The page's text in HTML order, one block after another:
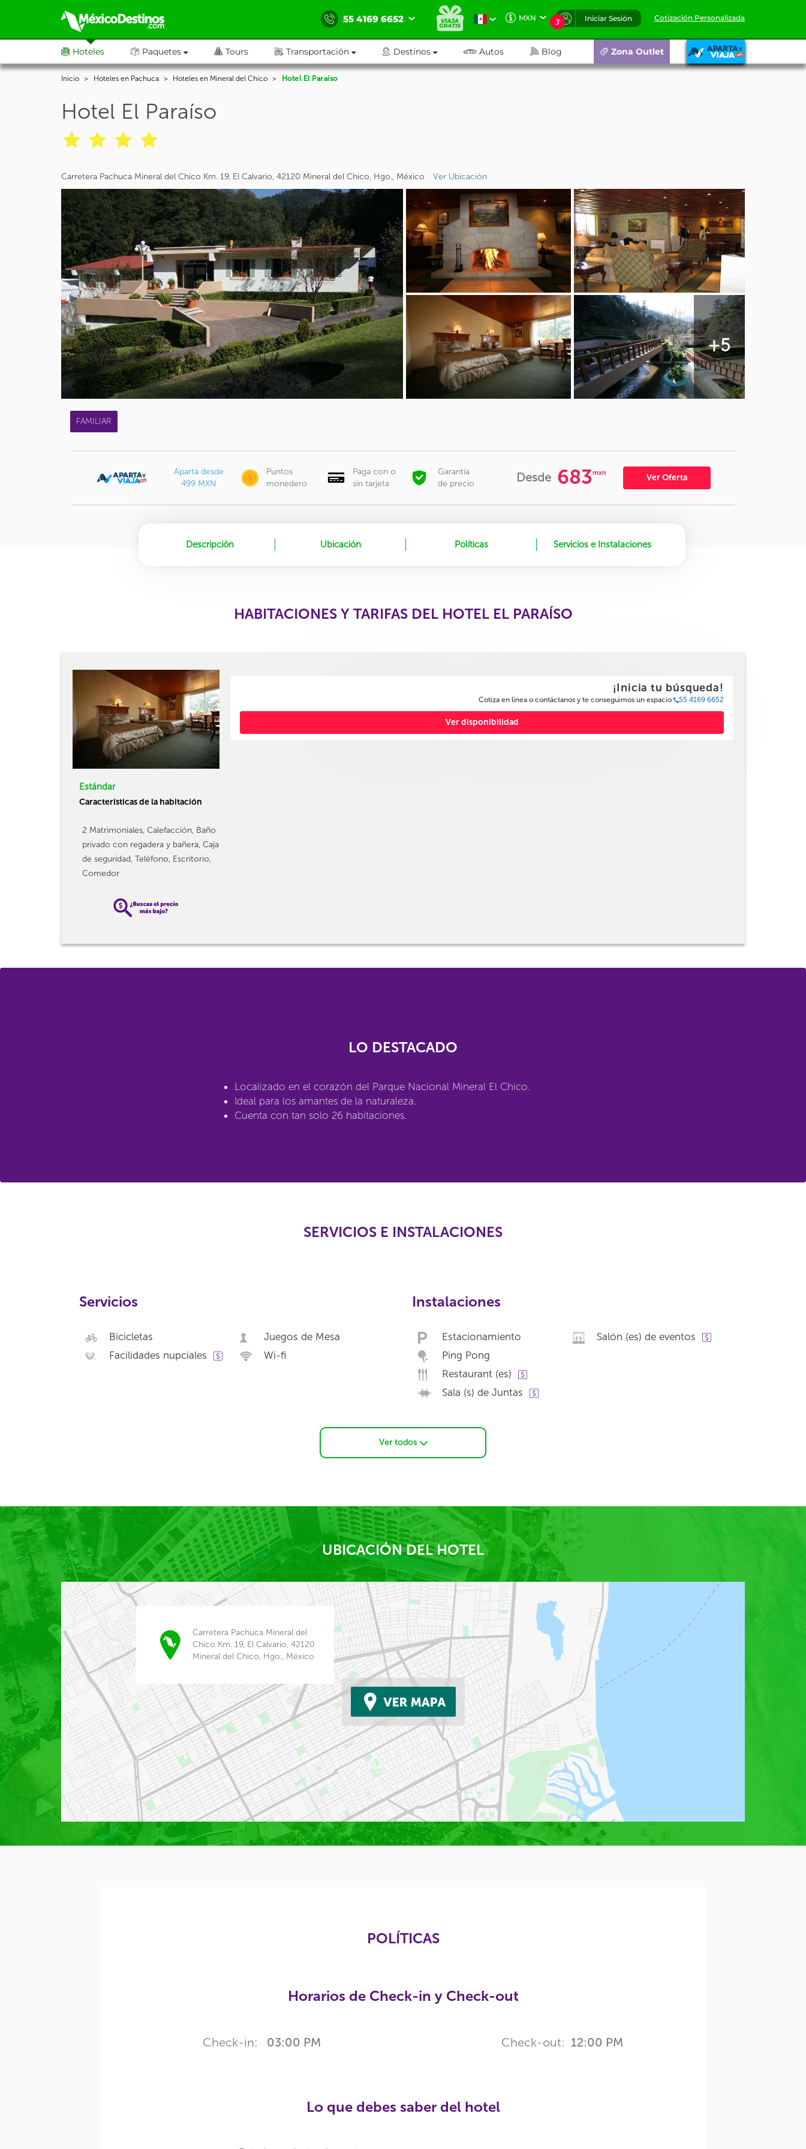
55 4169 6652 MXN 3 Iniciar Sesión Cotización Personalizada
Hoteles Paquetes Tours Transportación Destinos Autos Blog Zona Outlet
Inicio Hoteles en Pachuca Hoteles en Mineral del Chico Hotel El Paraíso
Hotel El Paraíso
Carretera Pachuca Mineral del Chico Km. 19, El Calvario, 42120 Mineral del Chico, Hgo., México Ver Ubicación
+5
FAMILIAR
Aparta desde
499 MXN
Puntos
monedero
Paga con o
sin tarjeta
Garantía
de precio
Desde 683mxn Ver Oferta
Descripción Ubicación Políticas Servicios e Instalaciones
HABITACIONES Y TARIFAS DEL HOTEL EL PARAÍSO
Estándar
Características de la habitación
2 Matrimoniales, Calefacción, Baño
privado con regadera y bañera, Caja
de seguridad, Teléfono, Escritorio,
Comedor
¡Inicia tu búsqueda!
Cotiza en línea o contáctanos y te conseguimos un espacio 55 4169 6652
Ver disponibilidad
LO DESTACADO
Localizado en el corazón del Parque Nacional Mineral El Chico.
Ideal para los amantes de la naturaleza.
Cuenta con tan solo 26 habitaciones.
SERVICIOS E INSTALACIONES
Servicios
Bicicletas
Facilidades nupciales
Juegos de Mesa
Wi-fi
Instalaciones
Estacionamiento
Ping Pong
Restaurant (es)
Sala (s) de Juntas
Salón (es) de eventos
Ver todos
UBICACIÓN DEL HOTEL
Carretera Pachuca Mineral del
Chico Km. 19, El Calvario, 42120
Mineral del Chico, Hgo., México
POLÍTICAS
Horarios de Check-in y Check-out
Check-in: 03:00 PM Check-out: 12:00 PM
Lo que debes saber del hotel